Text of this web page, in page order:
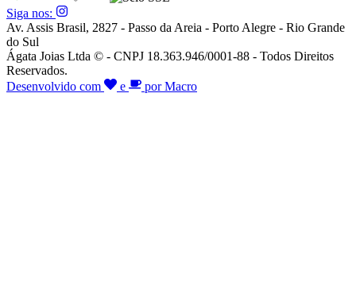
Siga nos:
Av. Assis Brasil, 2827 - Passo da Areia - Porto Alegre - Rio Grande
do Sul
Ágata Joias Ltda © - CNPJ 18.363.946/0001-88 - Todos Direitos
Reservados.
Desenvolvido com
e por Macro